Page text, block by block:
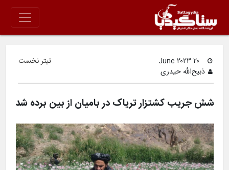
ذبیح‌الله حیدری
تیتر نخست
شش جریب کشتزار تریاک در بامیان از بین برده شد